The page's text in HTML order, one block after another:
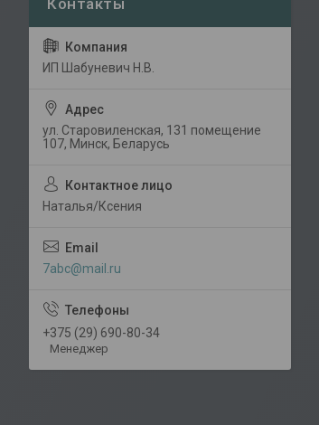
ИП Шабуневич Н.В.
ул. Старовиленская, 131 помещение
107, Минск, Беларусь
Наталья/Ксения
7abc@mail.ru
+375 (29) 690-80-34
Менеджер